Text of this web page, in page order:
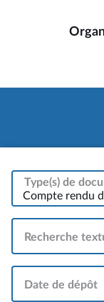
Type(s) de
Compte rendu
Recherche
Date de dépôt